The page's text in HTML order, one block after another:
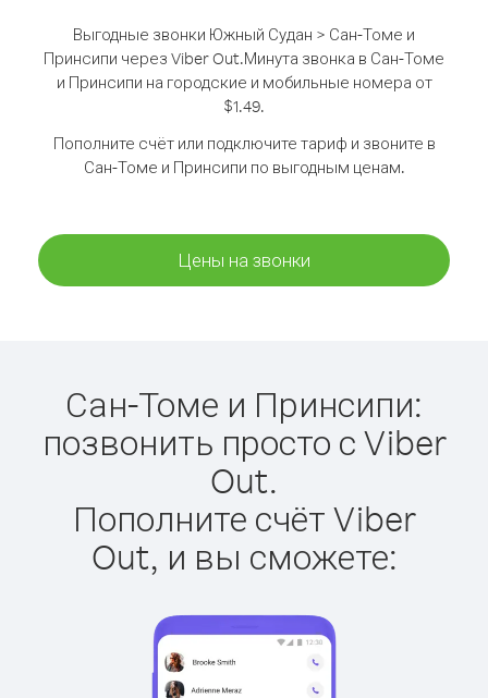
Выгодные звонки Южный Судан > Сан-Томе и
Принсипи через Viber Out.Минута звонка в Сан-Томе
и Принсипи на городские и мобильные номера от
$1.49.
Пополните счёт или подключите тариф и звоните в
Сан-Томе и Принсипи по выгодным ценам.
Цены на звонки
Сан-Томе и Принсипи:
позвонить просто с Viber
Out.
Пополните счёт Viber
Out, и вы сможете: